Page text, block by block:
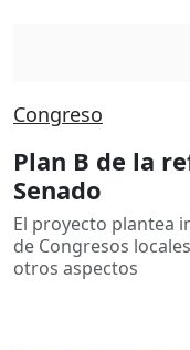
Congreso
Plan B de la
Senado
El proyecto plantea
de Congresos
otros aspectos